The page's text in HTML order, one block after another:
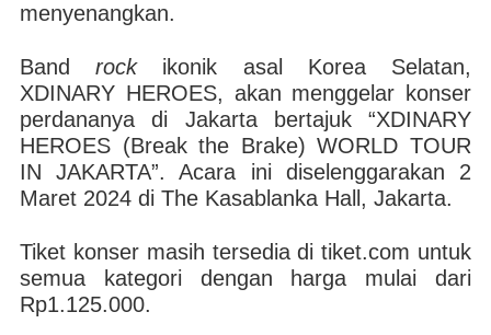
menyenangkan.
Bandrockikonik asal Korea Selatan,
XDINARY HEROES, akan menggelar konser
perdananya di Jakarta bertajuk “XDINARY
HEROES (Break the Brake) WORLD TOUR
IN JAKARTA”. Acara ini diselenggarakan 2
Maret 2024 di The Kasablanka Hall, Jakarta.
Tiket konser masih tersedia di tiket.com untuk
semua kategori dengan harga mulai dari
Rp1.125.000.